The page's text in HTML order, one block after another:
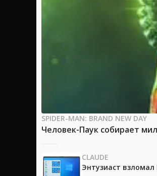
SPIDER-MAN: BRAND NEW DAY
Человек-Паук собирает
CLAUDE
Энтузиаст